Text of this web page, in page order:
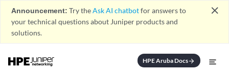
Announcement: Try theAsk AI chatbotfor answers to
your technical questions about Juniper products and
solutions.
close
HPE Aruba Docsarrow_forward